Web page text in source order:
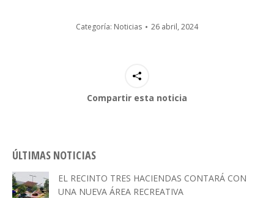
Categoría: Noticias 26 abril, 2024
Compartir esta noticia
ÚLTIMAS NOTICIAS
EL RECINTO TRES HACIENDAS CONTARÁ CON
UNA NUEVA ÁREA RECREATIVA